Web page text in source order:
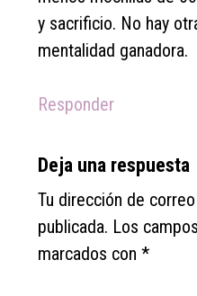
y sacrificio. No hay
mentalidad ganadora.
Responder
Deja una respuesta
Tu dirección de
publicada. Los
marcados con*